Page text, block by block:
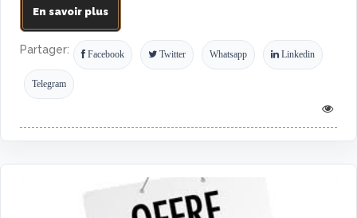
En savoir plus
Partager: Facebook Twitter Whatsapp Linkedin
Telegram